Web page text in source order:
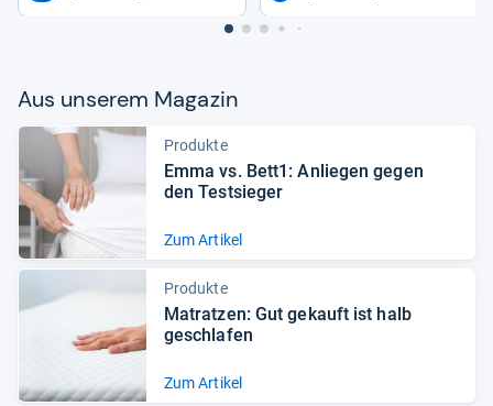
Aus unse­rem Maga­zin
Produkte
Emma vs. Bett1: Anlie­gen gegen
den Test­sie­ger
Zum Artikel
Produkte
Matrat­zen: Gut gekauft ist halb
geschla­fen
Zum Artikel